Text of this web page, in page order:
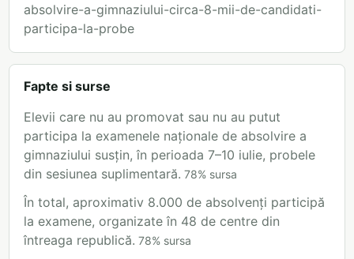
absolvire-a-gimnaziului-circa-8-mii-de-candidati-
participa-la-probe
Fapte si surse
Elevii care nu au promovat sau nu au putut
participa la examenele naționale de absolvire a
gimnaziului susțin, în perioada 7–10 iulie, probele
din sesiunea suplimentară. 78% sursa
În total, aproximativ 8.000 de absolvenți participă
la examene, organizate în 48 de centre din
întreaga republică. 78% sursa